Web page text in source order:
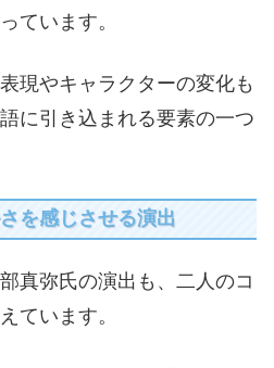
ています。
現やキャラクターの変化も
に引き込まれる要素の一つ
を感じさせる演出
真弥氏の演出も、二人のコ
ています。